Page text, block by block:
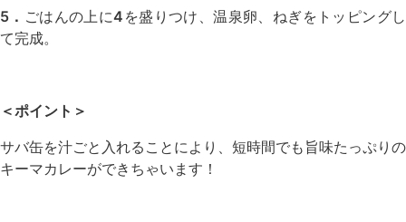
5． ごはんの上に4 を盛りつけ、温泉卵、ねぎをトッピングし
て完成。
＜ポイント＞
サバ缶を汁ごと入れることにより、短時間でも旨味たっぷりの
キーマカレーができちゃいます！